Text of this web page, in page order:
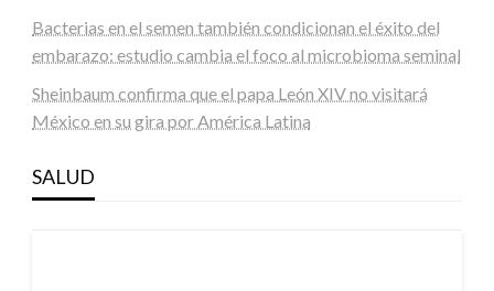
Bacterias en el semen también condicionan el éxito del
embarazo: estudio cambia el foco al microbioma seminal
Sheinbaum confirma que el papa León XIV no visitará
México en su gira por América Latina
SALUD